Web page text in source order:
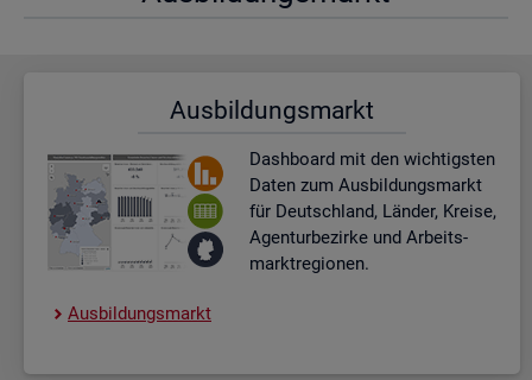
Aus­bil­dungs­markt
Dash­board mit den wich­tigs­ten
Daten zum Aus­bil­dungs­markt
für Deutsch­land, Län­der, Krei­se,
Agen­tur­be­zir­ke und Ar­beits­
markt­re­gio­nen.
Aus­bil­dungs­markt